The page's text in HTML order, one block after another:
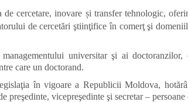
cercetare, inovare și transfer tehnologic,
de cercetări ştiinţifice în comerţ şi
universitar şi ai doctoranzilor,
care un doctorand.
în vigoare a Republicii Moldova,
vicepreşedinte şi secretar –